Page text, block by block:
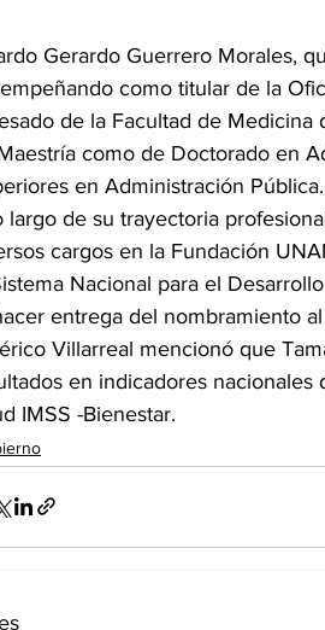
Gerardo Guerrero Morales,
como titular de la
de la Facultad de
como de Doctorado en
en Administración Pública.
largo de su trayectoria
cargos en la Fundación
Nacional para el
entrega del nombramiento
Villarreal mencionó que
en indicadores
IMSS -Bienestar.